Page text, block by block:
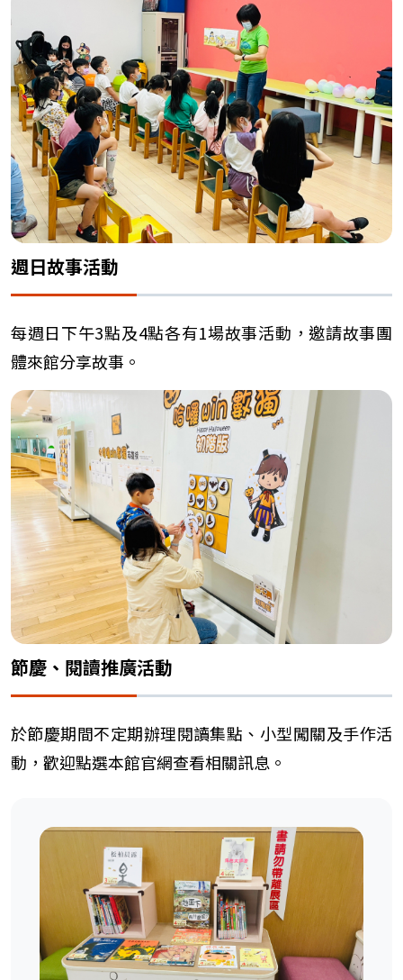
週日故事活動
每週日下午3點及4點各有1場故事活動，邀請故事團
體來館分享故事。
節慶、閱讀推廣活動
於節慶期間不定期辦理閱讀集點、小型闖關及手作活
動，歡迎點選本館官網查看相關訊息。